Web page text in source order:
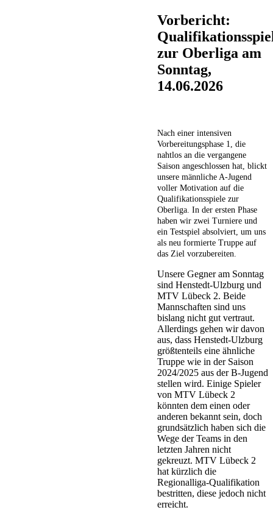
Vorbericht:
zur Oberliga am
Sonntag,
14.06.2026
Nach einer intensiven
Vorbereitungsphase 1, die
nahtlos an die vergangene
Saison angeschlossen hat, blickt
unsere männliche A-Jugend
voller Motivation auf die
Qualifikationsspiele zur
Oberliga. In der ersten Phase
haben wir zwei Turniere und
ein Testspiel absolviert, um uns
als neu formierte Truppe auf
das Ziel vorzubereiten.
Unsere Gegner am Sonntag
sind Henstedt-Ulzburg und
MTV Lübeck 2. Beide
Mannschaften sind uns
bislang nicht gut vertraut.
Allerdings gehen wir davon
aus, dass Henstedt-Ulzburg
größtenteils eine ähnliche
Truppe wie in der Saison
2024/2025 aus der B-Jugend
stellen wird. Einige Spieler
von MTV Lübeck 2
könnten dem einen oder
anderen bekannt sein, doch
grundsätzlich haben sich die
Wege der Teams in den
letzten Jahren nicht
gekreuzt. MTV Lübeck 2
hat kürzlich die
Regionalliga-Qualifikation
bestritten, diese jedoch nicht
erreicht.